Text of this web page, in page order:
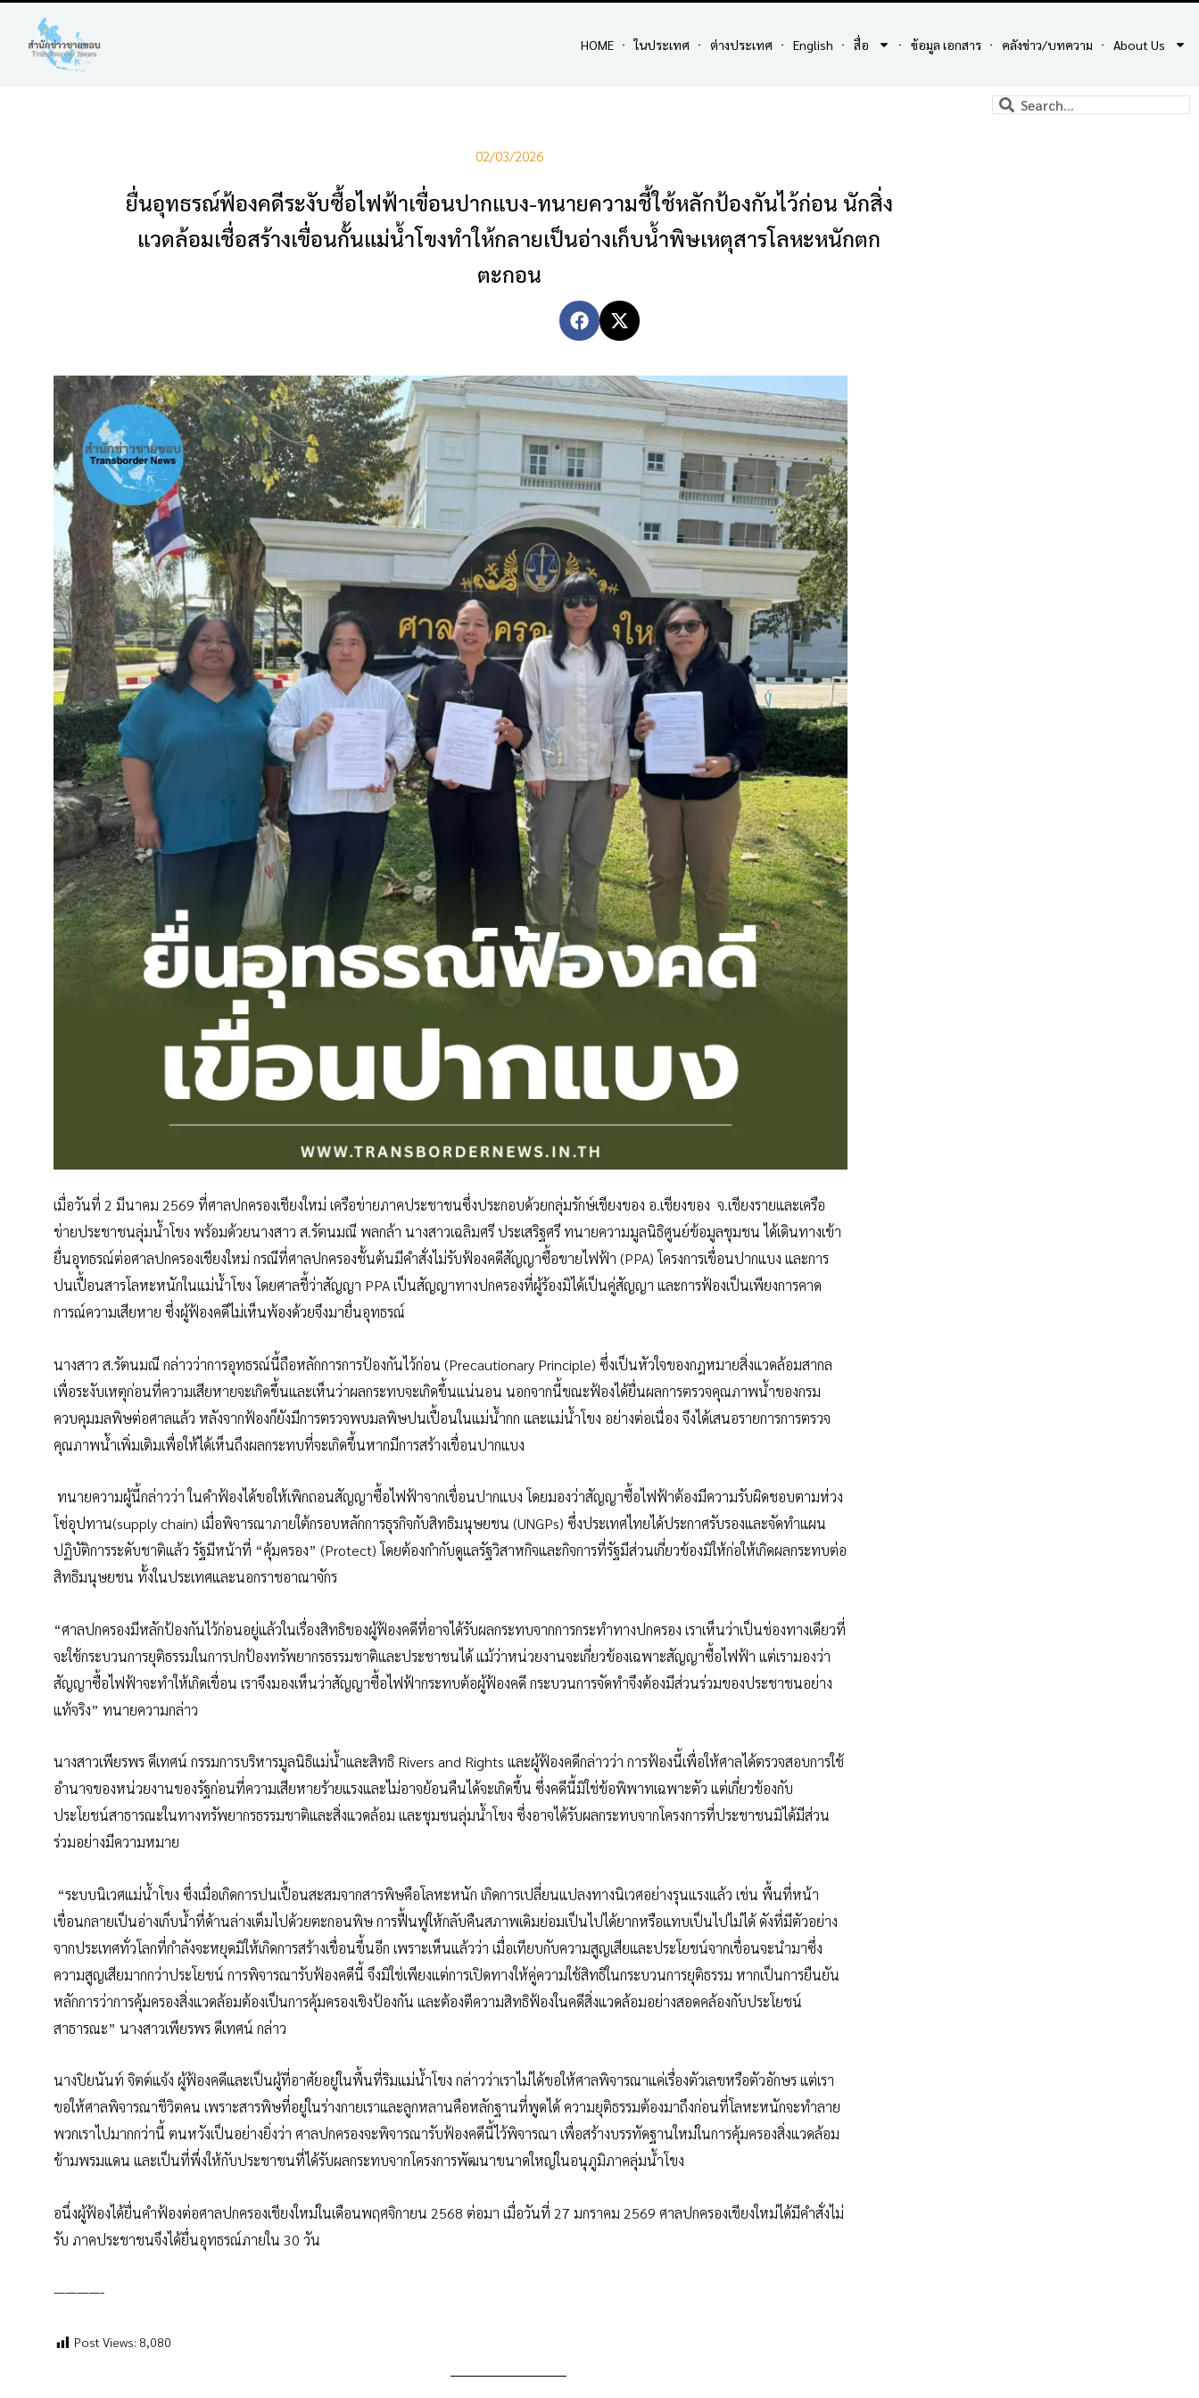
HOME ในประเทศ ต่างประเทศ English สื่อ ข้อมูล เอกสาร คลังข่าว/บทความ About Us
02/03/2026
ยื่นอุทธรณ์ฟ้องคดีระงับซื้อไฟฟ้าเขื่อนปากแบง-ทนายความชี้ใช้หลักป้องกันไว้ก่อน นักสิ่ง
แวดล้อมเชื่อสร้างเขื่อนกั้นแม่น้ำโขงทำให้กลายเป็นอ่างเก็บน้ำพิษเหตุสารโลหะหนักตก
ตะกอน
เมื่อวันที่ 2 มีนาคม 2569 ที่ศาลปกครองเชียงใหม่ เครือข่ายภาคประชาชนซึ่งประกอบด้วยกลุ่มรักษ์เชียงของ อ.เชียงของ จ.เชียงรายและเครือ
ข่ายประชาชนลุ่มน้ำโขง พร้อมด้วยนางสาว ส.รัตนมณี พลกล้า นางสาวเฉลิมศรี ประเสริฐศรี ทนายความมูลนิธิศูนย์ข้อมูลชุมชน ได้เดินทางเข้า
ยื่นอุทธรณ์ต่อศาลปกครองเชียงใหม่ กรณีที่ศาลปกครองชั้นต้นมีคำสั่งไม่รับฟ้องคดีสัญญาซื้อขายไฟฟ้า (PPA) โครงการเขื่อนปากแบง และการ
ปนเปื้อนสารโลหะหนักในแม่น้ำโขง โดยศาลชี้ว่าสัญญา PPA เป็นสัญญาทางปกครองที่ผู้ร้องมิได้เป็นคู่สัญญา และการฟ้องเป็นเพียงการคาด
การณ์ความเสียหาย ซึ่งผู้ฟ้องคดีไม่เห็นพ้องด้วยจึงมายื่นอุทธรณ์
นางสาว ส.รัตนมณี กล่าวว่าการอุทธรณ์นี้ถือหลักการการป้องกันไว้ก่อน (Precautionary Principle) ซึ่งเป็นหัวใจของกฎหมายสิ่งแวดล้อมสากล
เพื่อระงับเหตุก่อนที่ความเสียหายจะเกิดขึ้นและเห็นว่าผลกระทบจะเกิดขึ้นแน่นอน นอกจากนี้ขณะฟ้องได้ยื่นผลการตรวจคุณภาพน้ำของกรม
ควบคุมมลพิษต่อศาลแล้ว หลังจากฟ้องก็ยังมีการตรวจพบมลพิษปนเปื้อนในแม่น้ำกก และแม่น้ำโขง อย่างต่อเนื่อง จึงได้เสนอรายการการตรวจ
คุณภาพน้ำเพิ่มเติมเพื่อให้ได้เห็นถึงผลกระทบที่จะเกิดขึ้นหากมีการสร้างเขื่อนปากแบง
ทนายความผู้นี้กล่าวว่า ในคำฟ้องได้ขอให้เพิกถอนสัญญาซื้อไฟฟ้าจากเขื่อนปากแบง โดยมองว่าสัญญาซื้อไฟฟ้าต้องมีความรับผิดชอบตามห่วง
โซ่อุปทาน(supply chain) เมื่อพิจารณาภายใต้กรอบหลักการธุรกิจกับสิทธิมนุษยชน (UNGPs) ซึ่งประเทศไทยได้ประกาศรับรองและจัดทำแผน
ปฏิบัติการระดับชาติแล้ว รัฐมีหน้าที่ “คุ้มครอง” (Protect) โดยต้องกำกับดูแลรัฐวิสาหกิจและกิจการที่รัฐมีส่วนเกี่ยวข้องมิให้ก่อให้เกิดผลกระทบต่อ
สิทธิมนุษยชน ทั้งในประเทศและนอกราชอาณาจักร
“ศาลปกครองมีหลักป้องกันไว้ก่อนอยู่แล้วในเรื่องสิทธิของผู้ฟ้องคดีที่อาจได้รับผลกระทบจากการกระทำทางปกครอง เราเห็นว่าเป็นช่องทางเดียวที่
จะใช้กระบวนการยุติธรรมในการปกป้องทรัพยากรธรรมชาติและประชาชนได้ แม้ว่าหน่วยงานจะเกี่ยวข้องเฉพาะสัญญาซื้อไฟฟ้า แต่เรามองว่า
สัญญาซื้อไฟฟ้าจะทำให้เกิดเขื่อน เราจึงมองเห็นว่าสัญญาซื้อไฟฟ้ากระทบต้อผู้ฟ้องคดี กระบวนการจัดทำจึงต้องมีส่วนร่วมของประชาชนอย่าง
แท้จริง” ทนายความกล่าว
นางสาวเพียรพร ดีเทศน์ กรรมการบริหารมูลนิธิแม่น้ำและสิทธิ Rivers and Rights และผู้ฟ้องคดีกล่าวว่า การฟ้องนี้เพื่อให้ศาลได้ตรวจสอบการใช้
อำนาจของหน่วยงานของรัฐก่อนที่ความเสียหายร้ายแรงและไม่อาจย้อนคืนได้จะเกิดขึ้น ซึ่งคดีนี้มิใช่ข้อพิพาทเฉพาะตัว แต่เกี่ยวข้องกับ
ประโยชน์สาธารณะในทางทรัพยากรธรรมชาติและสิ่งแวดล้อม และชุมชนลุ่มน้ำโขง ซึ่งอาจได้รับผลกระทบจากโครงการที่ประชาชนมิได้มีส่วน
ร่วมอย่างมีความหมาย
“ระบบนิเวศแม่น้ำโขง ซึ่งเมื่อเกิดการปนเปื้อนสะสมจากสารพิษคือโลหะหนัก เกิดการเปลี่ยนแปลงทางนิเวศอย่างรุนแรงแล้ว เช่น พื้นที่หน้า
เขื่อนกลายเป็นอ่างเก็บน้ำที่ด้านล่างเต็มไปด้วยตะกอนพิษ การฟื้นฟูให้กลับคืนสภาพเดิมย่อมเป็นไปได้ยากหรือแทบเป็นไปไม่ได้ ดังที่มีตัวอย่าง
จากประเทศทั่วโลกที่กำลังจะหยุดมิให้เกิดการสร้างเขื่อนขึ้นอีก เพราะเห็นแล้วว่า เมื่อเทียบกับความสูญเสียและประโยชน์จากเขื่อนจะนำมาซึ่ง
ความสูญเสียมากกว่าประโยชน์ การพิจารณารับฟ้องคดีนี้ จึงมิใช่เพียงแต่การเปิดทางให้คู่ความใช้สิทธิในกระบวนการยุติธรรม หากเป็นการยืนยัน
หลักการว่าการคุ้มครองสิ่งแวดล้อมต้องเป็นการคุ้มครองเชิงป้องกัน และต้องตีความสิทธิฟ้องในคดีสิ่งแวดล้อมอย่างสอดคล้องกับประโยชน์
สาธารณะ” นางสาวเพียรพร ดีเทศน์ กล่าว
นางปิยนันท์ จิตต์แจ้ง ผู้ฟ้องคดีและเป็นผู้ที่อาศัยอยู่ในพื้นที่ริมแม่น้ำโขง กล่าวว่าเราไม่ได้ขอให้ศาลพิจารณาแค่เรื่องตัวเลขหรือตัวอักษร แต่เรา
ขอให้ศาลพิจารณาชีวิตคน เพราะสารพิษที่อยู่ในร่างกายเราและลูกหลานคือหลักฐานที่พูดได้ ความยุติธรรมต้องมาถึงก่อนที่โลหะหนักจะทำลาย
พวกเราไปมากกว่านี้ ตนหวังเป็นอย่างยิ่งว่า ศาลปกครองจะพิจารณารับฟ้องคดีนี้ไว้พิจารณา เพื่อสร้างบรรทัดฐานใหม่ในการคุ้มครองสิ่งแวดล้อม
ข้ามพรมแดน และเป็นที่พึ่งให้กับประชาชนที่ได้รับผลกระทบจากโครงการพัฒนาขนาดใหญ่ในอนุภูมิภาคลุ่มน้ำโขง
อนึ่งผู้ฟ้องได้ยื่นคำฟ้องต่อศาลปกครองเชียงใหม่ในเดือนพฤศจิกายน 2568 ต่อมา เมื่อวันที่ 27 มกราคม 2569 ศาลปกครองเชียงใหม่ได้มีคำสั่งไม่
รับ ภาคประชาชนจึงได้ยื่นอุทธรณ์ภายใน 30 วัน
————-
Post Views: 8,080